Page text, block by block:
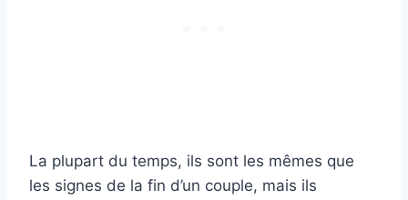
La plupart du temps, ils sont les mêmes que
les signes de la fin d’un couple, mais ils